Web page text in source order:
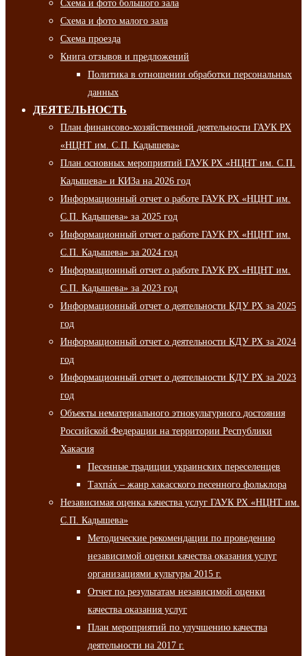
Схема и фото большого зала
Схема и фото малого зала
Схема проезда
Книга отзывов и предложений
Политика в отношении обработки персональных
данных
ДЕЯТЕЛЬНОСТЬ
План финансово-хозяйственной деятельности ГАУК РХ
«НЦНТ им. С.П. Кадышева»
План основных мероприятий ГАУК РХ «НЦНТ им. С.П.
Кадышева» и КИЗа на 2026 год
Информационный отчет о работе ГАУК РХ «НЦНТ им.
С.П. Кадышева» за 2025 год
Информационный отчет о работе ГАУК РХ «НЦНТ им.
С.П. Кадышева» за 2024 год
Информационный отчет о работе ГАУК РХ «НЦНТ им.
С.П. Кадышева» за 2023 год
Информационный отчет о деятельности КДУ РХ за 2025
год
Информационный отчет о деятельности КДУ РХ за 2024
год
Информационный отчет о деятельности КДУ РХ за 2023
год
Объекты нематериального этнокультурного достояния
Российской Федерации на территории Республики
Хакасия
Песенные традиции украинских переселенцев
Тахпа́х – жанр хакасского песенного фольклора
Независимая оценка качества услуг ГАУК РХ «НЦНТ им.
С.П. Кадышева»
Методические рекомендации по проведению
независимой оценки качества оказания услуг
организациями культуры 2015 г.
Отчет по результатам независимой оценки
качества оказания услуг
План мероприятий по улучшению качества
деятельности на 2017 г.